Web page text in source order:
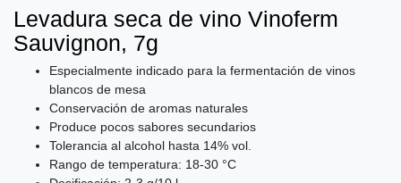
Levadura seca de vino Vinoferm
Sauvignon, 7g
Especialmente indicado para la fermentación de vinos
blancos de mesa
Conservación de aromas naturales
Produce pocos sabores secundarios
Tolerancia al alcohol hasta 14% vol.
Rango de temperatura: 18-30 °C